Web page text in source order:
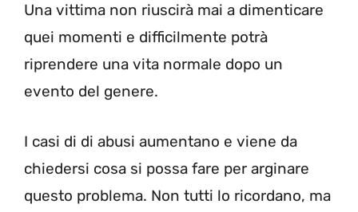
Una vittima non riuscirà mai a dimenticare
quei momenti e difficilmente potrà
riprendere una vita normale dopo un
evento del genere.
I casi di di abusi aumentano e viene da
chiedersi cosa si possa fare per arginare
questo problema. Non tutti lo ricordano, ma